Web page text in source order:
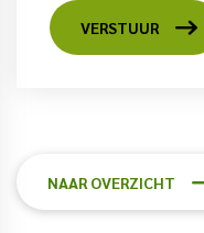
VERSTUUR
NAAR OVERZICHT